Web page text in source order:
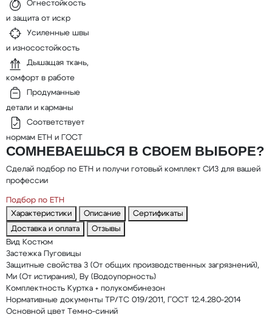
Огнестойкость
и защита от искр
Усиленные швы
и износостойкость
Дышащая ткань,
комфорт в работе
Продуманные
детали и карманы
Соответствует
нормам ЕТН и ГОСТ
СОМНЕВАЕШЬСЯ В СВОЕМ ВЫБОРЕ?
Сделай подбор по ЕТН и получи готовый комплект СИЗ для вашей
профессии
Подбор по ЕТН
Характеристики
Описание
Сертификаты
Доставка и оплата
Отзывы
Вид Костюм
Застежка Пуговицы
Защитные свойства З (От общих производственных загрязнений),
Ми (От истирания), Ву (Водоупорность)
Комплектность Куртка + полукомбинезон
Нормативные документы ТР/ТС 019/2011, ГОСТ 12.4.280-2014
Основной цвет Темно-синий